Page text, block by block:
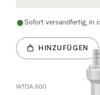
Sofort versandfertig, in
HINZUFÜGEN
WTDA 600